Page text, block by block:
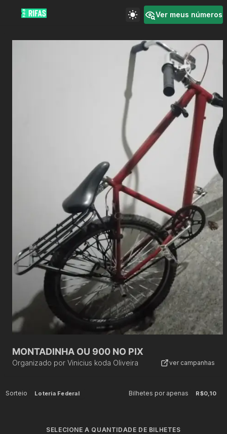
Ver meus números
MONTADINHA OU 900 NO PIX
Organizado por Vinicius koda Oliveira ver campanhas
Sorteio Loteria Federal Bilhetes por apenas R$0,10
SELECIONE A QUANTIDADE DE BILHETES